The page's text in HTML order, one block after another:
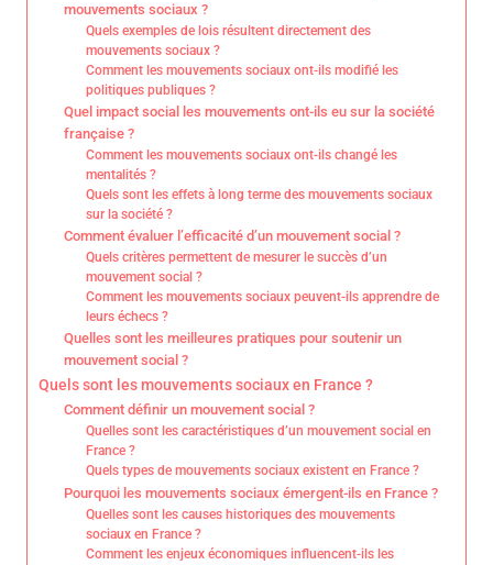
mouvements sociaux ?
Quels exemples de lois résultent directement des
mouvements sociaux ?
Comment les mouvements sociaux ont-ils modifié les
politiques publiques ?
Quel impact social les mouvements ont-ils eu sur la société
française ?
Comment les mouvements sociaux ont-ils changé les
mentalités ?
Quels sont les effets à long terme des mouvements sociaux
sur la société ?
Comment évaluer l’efficacité d’un mouvement social ?
Quels critères permettent de mesurer le succès d’un
mouvement social ?
Comment les mouvements sociaux peuvent-ils apprendre de
leurs échecs ?
Quelles sont les meilleures pratiques pour soutenir un
mouvement social ?
Quels sont les mouvements sociaux en France ?
Comment définir un mouvement social ?
Quelles sont les caractéristiques d’un mouvement social en
France ?
Quels types de mouvements sociaux existent en France ?
Pourquoi les mouvements sociaux émergent-ils en France ?
Quelles sont les causes historiques des mouvements
sociaux en France ?
Comment les enjeux économiques influencent-ils les